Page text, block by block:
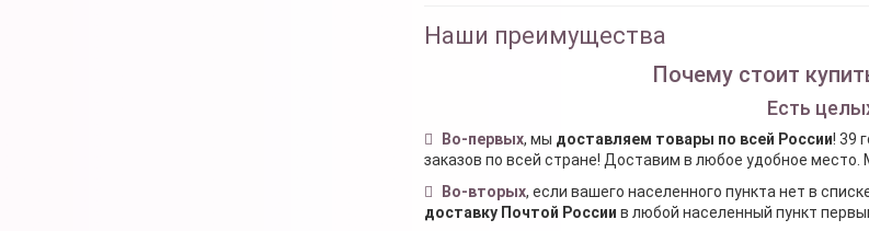
Наши преимущества
Почему стоит
Есть
Во-первых, мы доставляем товары по всей России! 39
заказов по всей стране! Доставим в любое удобное место.
Во-вторых, если вашего населенного пункта нет в
доставку Почтой России в любой населенный пункт